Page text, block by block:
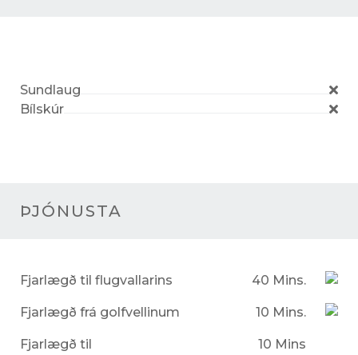
Sundlaug
Bílskúr
ÞJÓNUSTA
Fjarlægð til flugvallarins 40 Mins.
Fjarlægð frá golfvellinum 10 Mins.
Fjarlægð til
10 Mins